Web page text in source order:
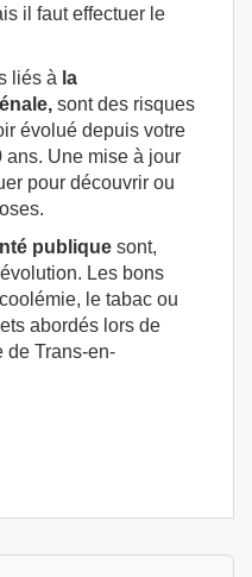
il faut effectuer le
liés à la
sont des risques
évolué depuis votre
ans. Une mise à jour
pour découvrir ou
publique sont,
Les bons
le tabac ou
abordés lors de
de Trans-en-